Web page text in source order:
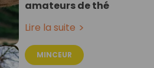
amateurs de thé
Lire la suite
MINCEUR